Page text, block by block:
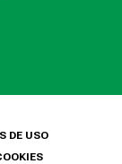
DE USO